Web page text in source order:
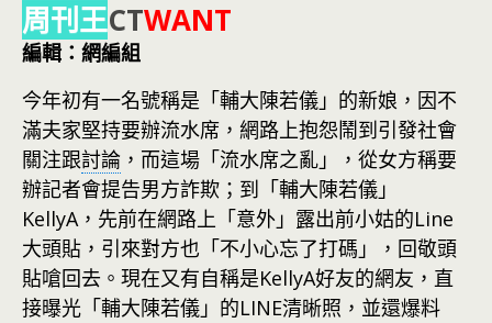
周刊王CTWANT
編輯：網編組
今年初有一名號稱是「輔大陳若儀」的新娘，因不
滿夫家堅持要辦流水席，網路上抱怨鬧到引發社會
關注跟討論 ，而這場「流水席之亂」，從女方稱要
辦記者會提告男方詐欺；到「輔大陳若儀」
KellyA，先前在網路上「意外」露出前小姑的Line
大頭貼，引來對方也「不小心忘了打碼」，回敬頭
貼嗆回去。現在又有自稱是KellyA好友的網友，直
接曝光「輔大陳若儀」的LINE清晰照，並還爆料